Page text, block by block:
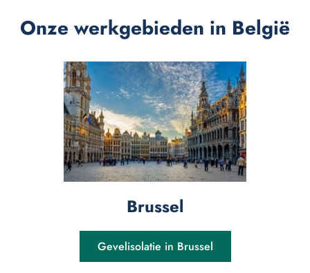
Onze werkgebieden in België
Brussel
Gevelisolatie in Brussel